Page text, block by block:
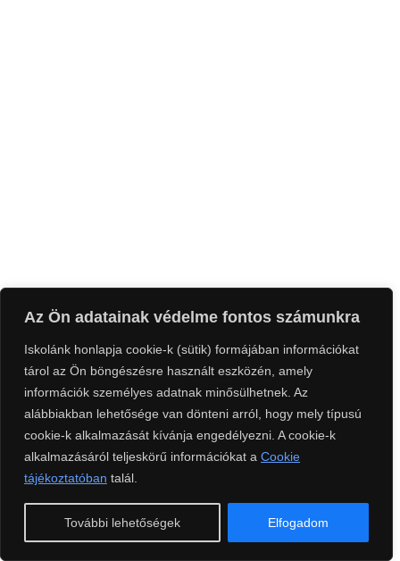
Az Ön adatainak védelme fontos számunkra
Iskolánk honlapja cookie-k (sütik) formájában információkat
tárol az Ön böngészésre használt eszközén, amely
információk személyes adatnak minősülhetnek. Az
alábbiakban lehetősége van dönteni arról, hogy mely típusú
cookie-k alkalmazását kívánja engedélyezni. A cookie-k
alkalmazásáról teljeskörű információkat a Cookie
tájékoztatóban talál.
További lehetőségek Elfogadom